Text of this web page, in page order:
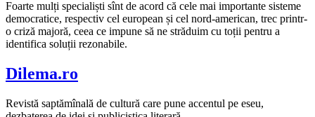
Foarte mulți specialiști sînt de acord că cele mai importante sisteme
democratice, respectiv cel european și cel nord-american, trec printr-
o criză majoră, ceea ce impune să ne străduim cu toții pentru a
identifica soluții rezonabile.
Dilema.ro
Revistă saptămînală de cultură care pune accentul pe eseu,